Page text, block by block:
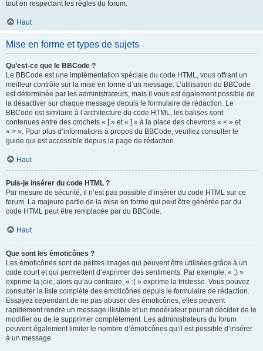
tout en respectant les règles du forum.
Haut
Mise en forme et types de sujets
Qu’est-ce que le BBCode ?
Le BBCode est une implémentation spéciale du code HTML, vous offrant un
meilleur contrôle sur la mise en forme d’un message. L’utilisation du BBCode
est déterminée par les administrateurs, mais il vous est également possible de
la désactiver sur chaque message depuis le formulaire de rédaction. Le
BBCode est similaire à l’architecture du code HTML, les balises sont
contenues entre des crochets « [ » et « ] » à la place des chevrons « < » et
« > ». Pour plus d’informations à propos du BBCode, veuillez consulter le
guide qui est accessible depuis la page de rédaction.
Haut
Puis-je insérer du code HTML ?
Par mesure de sécurité, il n’est pas possible d’insérer du code HTML sur ce
forum. La majeure partie de la mise en forme qui peut être générée par du
code HTML peut être remplacée par du BBCode.
Haut
Que sont les émoticônes ?
Les émoticônes sont de petites images qui peuvent être utilisées grâce à un
code court et qui permettent d’exprimer des sentiments. Par exemple, « :) »
exprime la joie, alors qu’au contraire, « :( » exprime la tristesse. Vous pouvez
consulter la liste complète des émoticônes depuis le formulaire de rédaction.
Essayez cependant de ne pas abuser des émoticônes, elles peuvent
rapidement rendre un message illisible et un modérateur pourrait décider de le
modifier ou de le supprimer complètement. Les administrateurs du forum
peuvent également limiter le nombre d’émoticônes qu’il est possible d’insérer
à un message.